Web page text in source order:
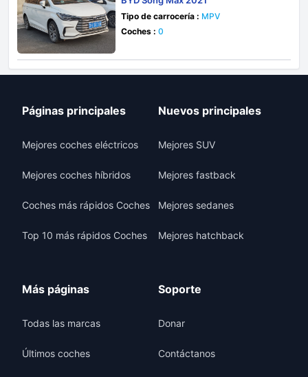
Tipo de carrocería : MPV
Coches : 0
Páginas principales
Mejores coches eléctricos
Mejores coches híbridos
Coches más rápidos Coches
Top 10 más rápidos Coches
Nuevos principales
Mejores SUV
Mejores fastback
Mejores sedanes
Mejores hatchback
Más páginas
Todas las marcas
Últimos coches
Soporte
Donar
Contáctanos